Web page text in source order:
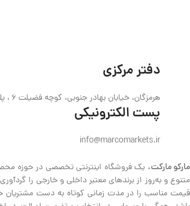
دفتر مرکزی
هرمزگان، خیابان بهادر جنوبی، کوچه فضیلت 6 ، پلاک 62 ، طبقه همکف، ساختمان حیدری
پست الکترونیکی
info@marcomarkets.ir
مارکو مارکت، یک فروشگاه اینترنتی تخصصی در حوزه
متنوع و به‌روز از برندهای معتبر داخلی و خارجی را
قیمت مناسب را در مدت زمانی کوتاه به دست مشتریان